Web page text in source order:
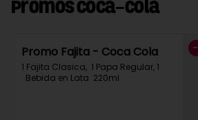
Promos Coca-Cola
-
Promo Fajita - Coca Cola
1 Fajita Clasica,  1 Papa Regular, 1
Bebida en Lata  220ml